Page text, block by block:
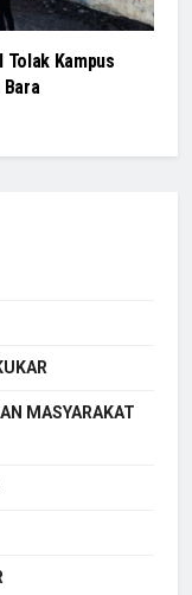
Tolak Kampus
MASYARAKAT